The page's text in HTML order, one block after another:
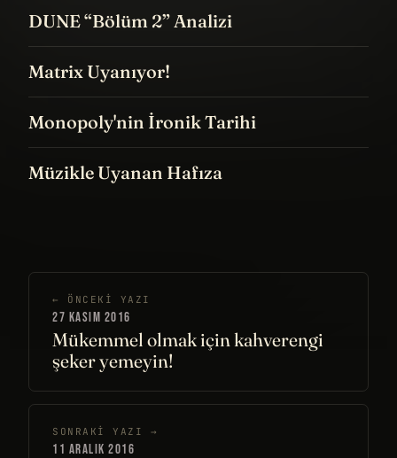
DUNE “Bölüm 2” Analizi
Matrix Uyanıyor!
Monopoly'nin İronik Tarihi
Müzikle Uyanan Hafıza
← ÖNCEKI YAZI
27 KASIM 2016
Mükemmel olmak için kahverengi
şeker yemeyin!
SONRAKI YAZI →
11 ARALIK 2016